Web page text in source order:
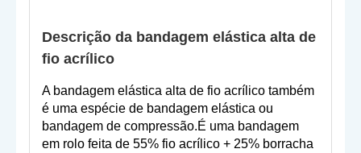
Descrição da bandagem elástica alta de
fio acrílico
A bandagem elástica alta de fio acrílico também
é uma espécie de bandagem elástica ou
bandagem de compressão.É uma bandagem
em rolo feita de 55% fio acrílico + 25% borracha